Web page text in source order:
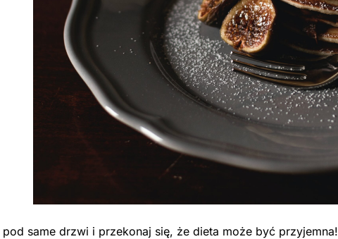
same drzwi i przekonaj się, że dieta może być przyjemna!